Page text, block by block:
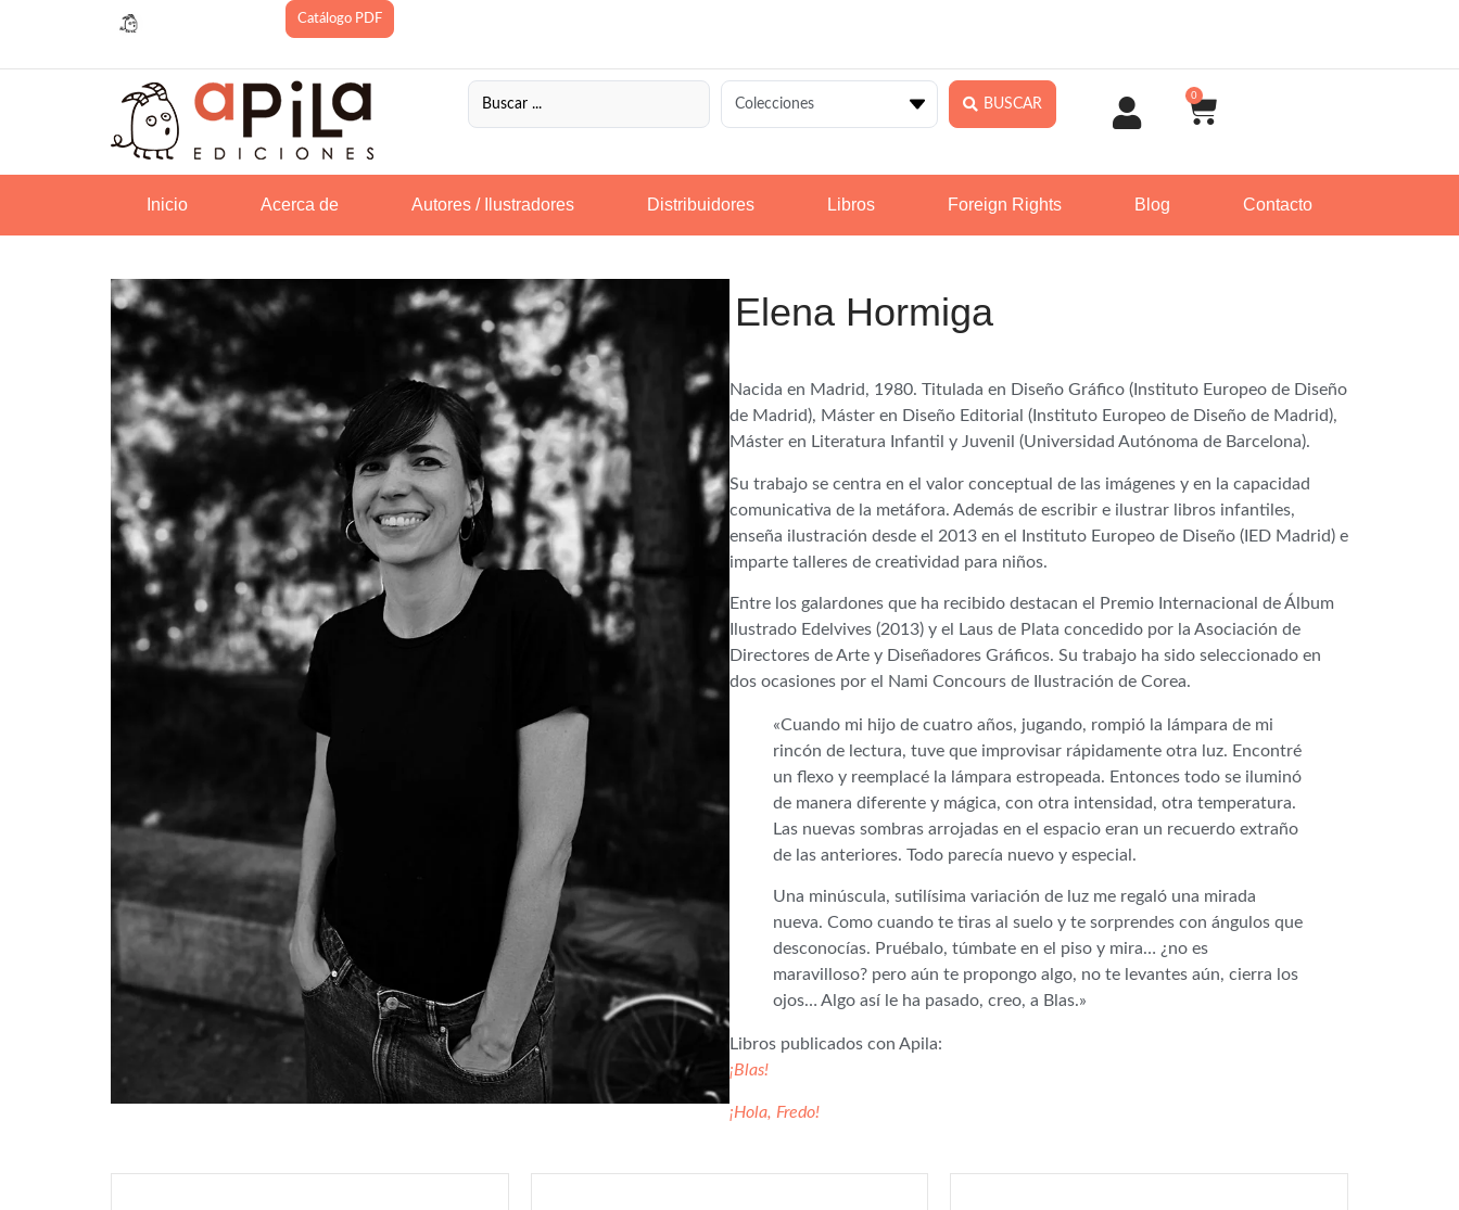
Catálogo PDF
BUSCAR
0
Inicio Acerca de Autores / Ilustradores Distribuidores Libros Foreign Rights Blog Contacto
Elena Hormiga
Nacida en Madrid, 1980. Titulada en Diseño Gráfico (Instituto Europeo de Diseño
de Madrid), Máster en Diseño Editorial (Instituto Europeo de Diseño de Madrid),
Máster en Literatura Infantil y Juvenil (Universidad Autónoma de Barcelona).
Su trabajo se centra en el valor conceptual de las imágenes y en la capacidad
comunicativa de la metáfora. Además de escribir e ilustrar libros infantiles,
enseña ilustración desde el 2013 en el Instituto Europeo de Diseño (IED Madrid) e
imparte talleres de creatividad para niños.
Entre los galardones que ha recibido destacan el Premio Internacional de Álbum
Ilustrado Edelvives (2013) y el Laus de Plata concedido por la Asociación de
Directores de Arte y Diseñadores Gráficos. Su trabajo ha sido seleccionado en
dos ocasiones por el Nami Concours de Ilustración de Corea.
«Cuando mi hijo de cuatro años, jugando, rompió la lámpara de mi
rincón de lectura, tuve que improvisar rápidamente otra luz. Encontré
un flexo y reemplacé la lámpara estropeada. Entonces todo se iluminó
de manera diferente y mágica, con otra intensidad, otra temperatura.
Las nuevas sombras arrojadas en el espacio eran un recuerdo extraño
de las anteriores. Todo parecía nuevo y especial.
Una minúscula, sutilísima variación de luz me regaló una mirada
nueva. Como cuando te tiras al suelo y te sorprendes con ángulos que
desconocías. Pruébalo, túmbate en el piso y mira… ¿no es
maravilloso? pero aún te propongo algo, no te levantes aún, cierra los
ojos… Algo así le ha pasado, creo, a Blas.»
Libros publicados con Apila:
¡Blas!
¡Hola, Fredo!